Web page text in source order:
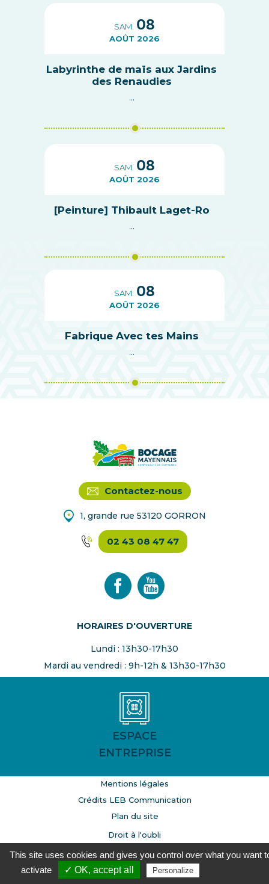
SAM. 08
AOÛT 2026
Labyrinthe de maïs aux Jardins
des Renaudies
...
SAM. 08
AOÛT 2026
[Peinture] Thibault Laget-Ro
...
SAM. 08
AOÛT 2026
Fabrique Avec tes Mains
...
Contactez-nous
1, grande rue 53120 GORRON
02 43 08 47 47
HORAIRES D'OUVERTURE
Lundi : 13h30-17h30
Mardi au vendredi : 9h-12h & 13h30-17h30
ESPACE
ENTREPRISE
Mentions légales
Crédits LEB Communication
Plan du site
Droit à l'oubli
Gestion des cookies
This site uses cookies and gives you control over what you want
activate
✓ OK, accept all Personalize